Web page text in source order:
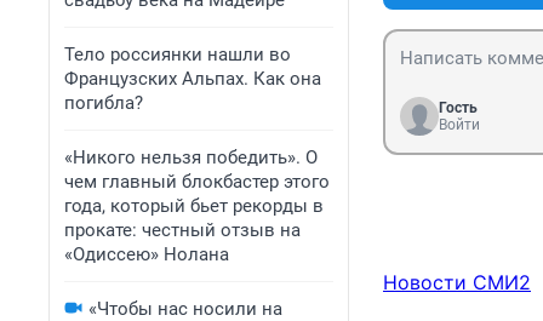
Тело россиянки нашли во
Французских Альпах. Как она
погибла?
«Никого нельзя победить». О
чем главный блокбастер этого
года, который бьет рекорды в
прокате: честный отзыв на
«Одиссею» Нолана
«Чтобы нас носили на
следовательно
виноват, а
ПДД. Взять
им сплошная
Редко конечно
практически
Гость
Войти
Новости СМИ2